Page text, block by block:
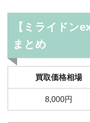
【ミライドン
まとめ
買取価格相場
8,000円